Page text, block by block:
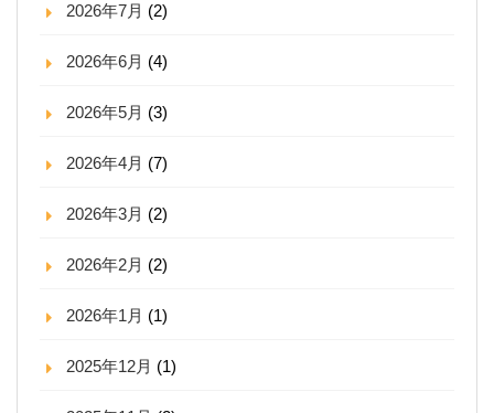
2026年7月 (2)
2026年6月 (4)
2026年5月 (3)
2026年4月 (7)
2026年3月 (2)
2026年2月 (2)
2026年1月 (1)
2025年12月 (1)